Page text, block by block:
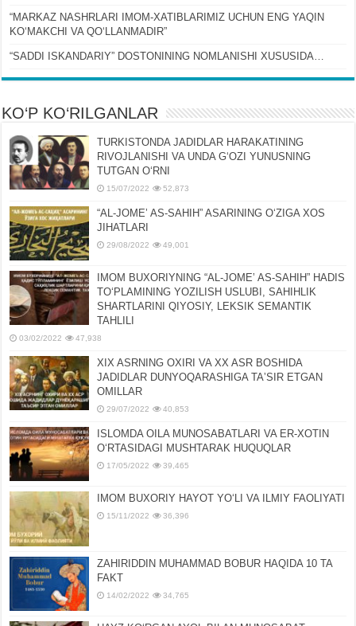
“MARKAZ NASHRLARI IMOM-XATIBLARIMIZ UCHUN ENG YAQIN
KOʻMAKCHI VA QOʻLLANMADIR”
“SADDI ISKANDARIY” DOSTONINING NOMLANISHI XUSUSIDA…
KO‘P KO‘RILGANLAR
TURKISTONDA JADIDLAR HARAKATINING
RIVOJLANISHI VA UNDA GʻOZI YUNUSNING
TUTGAN OʻRNI
15/07/2022 52,873
“AL-JOMEʼ AS-SAHIH” ASARINING OʻZIGA XOS
JIHATLARI
29/08/2022 49,001
IMOM BUXORIYNING “AL-JOMEʼ AS-SAHIH” HADIS
TOʻPLAMINING YOZILISH USLUBI, SAHIHLIK
SHARTLARINI QIYOSIY, LЕKSIK SЕMANTIK
TAHLILI
03/02/2022 47,938
XIX ASRNING OXIRI VA XX ASR BOSHIDA
JADIDLAR DUNYOQARASHIGA TAʼSIR ETGAN
OMILLAR
29/07/2022 40,853
ISLOMDA OILA MUNOSABATLARI VA ER-XOTIN
OʻRTASIDAGI MUSHTARAK HUQUQLAR
17/05/2022 39,465
IMOM BUXORIY HAYOT YOʻLI VA ILMIY FAOLIYATI
15/11/2022 36,396
ZAHIRIDDIN MUHAMMAD BOBUR HAQIDA 10 TA
FAKT
14/02/2022 34,765